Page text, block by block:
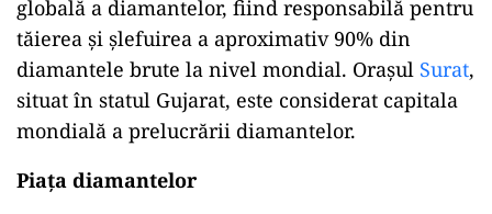
globală a diamantelor, fiind responsabilă pentru
tăierea și șlefuirea a aproximativ 90% din
diamantele brute la nivel mondial. Orașul Surat,
situat în statul Gujarat, este considerat capitala
mondială a prelucrării diamantelor.
Piaţa diamantelor